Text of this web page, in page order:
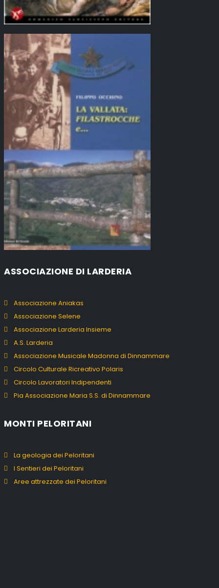
ASSOCIAZIONE DI LARDERIA
Associazione Aniakas
Associazione Selene
Associazione Larderia Insieme
A.S. Larderia
Associazione Musicale Madonna di Dinnammare
Circolo Culturale Ricreativo Polaris
Circolo Lavoratori Indipendenti
Pia Associazione Maria S.S. di Dinnammare
MONTI PELORITANI
La geologia dei Peloritani
I Sentieri dei Peloritani
Aree attrezzate dei Peloritani